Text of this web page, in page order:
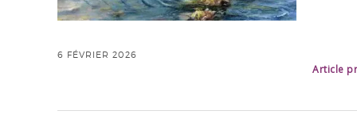
6 FÉVRIER 2026
Article